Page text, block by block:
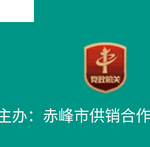
办：赤峰市供销合